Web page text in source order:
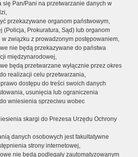
się Pan/Pani na przetwarzanie danych w
przekazywane organom państwowym,
(Policja, Prokuratura, Sąd) lub organom
związku z prowadzonym postępowaniem,
nie będą przekazywane do państwa
międzynarodowej,
będą przetwarzane wyłącznie przez okres
realizacji celu przetwarzania,
dostępu do treści swoich danych
usunięcia lub ograniczenia
wniesienia sprzeciwu wobec
skargi do Prezesa Urzędu Ochrony
danych osobowych jest fakultatywne
strony internetowej,
nie będą podlegały zautomatyzowanym